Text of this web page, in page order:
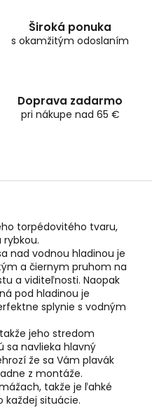
Široká ponuka
s okamžitým odoslaním
Doprava zadarmo
pri nákupe nad 65 €
torpédovitého tvaru,
nad vodnou hladinou je
a čiernym pruhom na
a viditeľnosti. Naopak
pod hladinou je
splynie s vodným
jeho stredom
sa navlieka hlavný
že sa Vám plavák
z montáže.
takže je ľahké
každej situácie.